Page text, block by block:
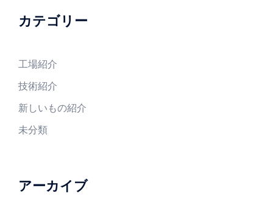
カテゴリー
工場紹介
技術紹介
新しいもの紹介
未分類
アーカイブ